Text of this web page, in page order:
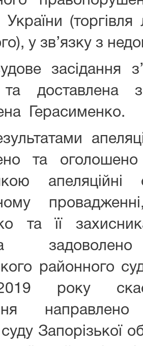
у зв’язку з
засідання
доставлена
Герасименко.
та
та її
районного
року
Запорізької